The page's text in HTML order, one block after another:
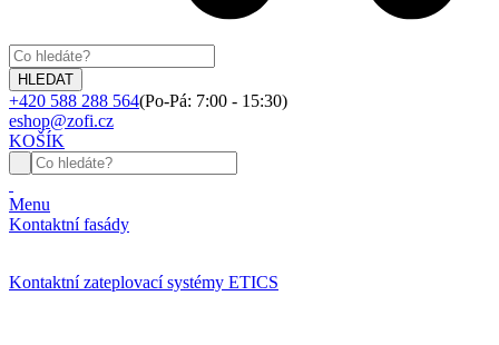
+420 588 288 564(Po-Pá: 7:00 - 15:30)
eshop@zofi.cz
KOŠÍK
Menu
Kontaktní fasády
Kontaktní zateplovací systémy ETICS